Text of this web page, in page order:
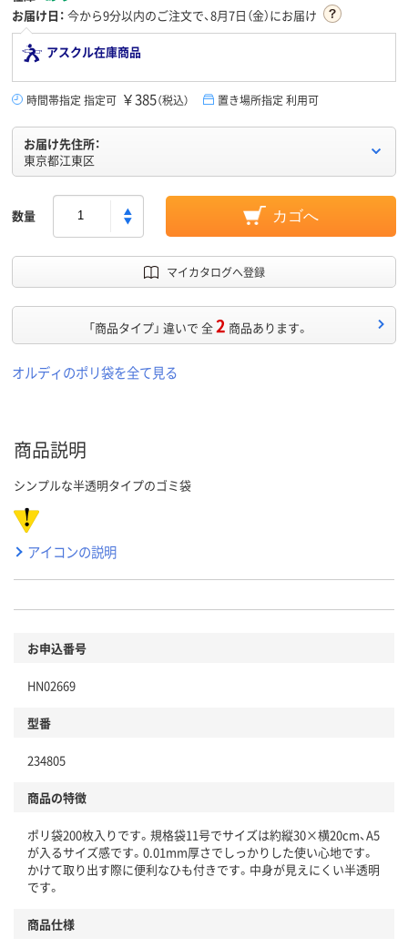
お届け日： 今から9分以内のご注文で、8月7日（金）にお届け
アスクル在庫商品
時間帯指定 指定可 ￥385（税込） 置き場所指定 利用可
お届け先住所：
東京都江東区
数量 カゴへ
マイカタログへ登録
「商品タイプ」 違いで 全2 商品あります。
オルディのポリ袋を全て見る
商品説明
シンプルな半透明タイプのゴミ袋
アイコンの説明
お申込番号
HN02669
型番
234805
商品の特徴
ポリ袋200枚入りです。規格袋11号でサイズは約縦30×横20cm、A5
が入るサイズ感です。0.01mm厚さでしっかりした使い心地です。
かけて取り出す際に便利なひも付きです。中身が見えにくい半透明
です。
商品仕様